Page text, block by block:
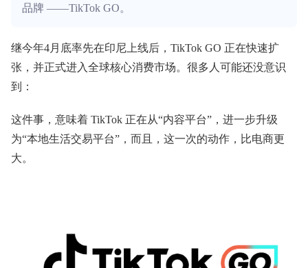
品牌 ——TikTok GO。
继今年4月底率先在印尼上线后，TikTok GO 正在快速扩
张，并正式进入全球核心消费市场。很多人可能还没意识
到：
这件事，意味着 TikTok 正在从“内容平台”，进一步升级
为“本地生活交易平台”，而且，这一次的动作，比电商更
大。